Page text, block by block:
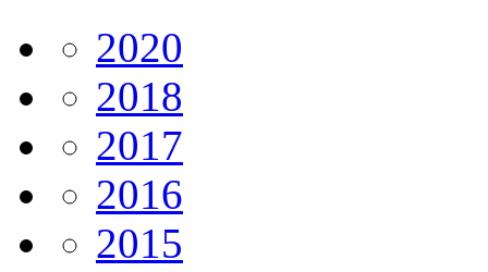
2020
2018
2017
2016
2015